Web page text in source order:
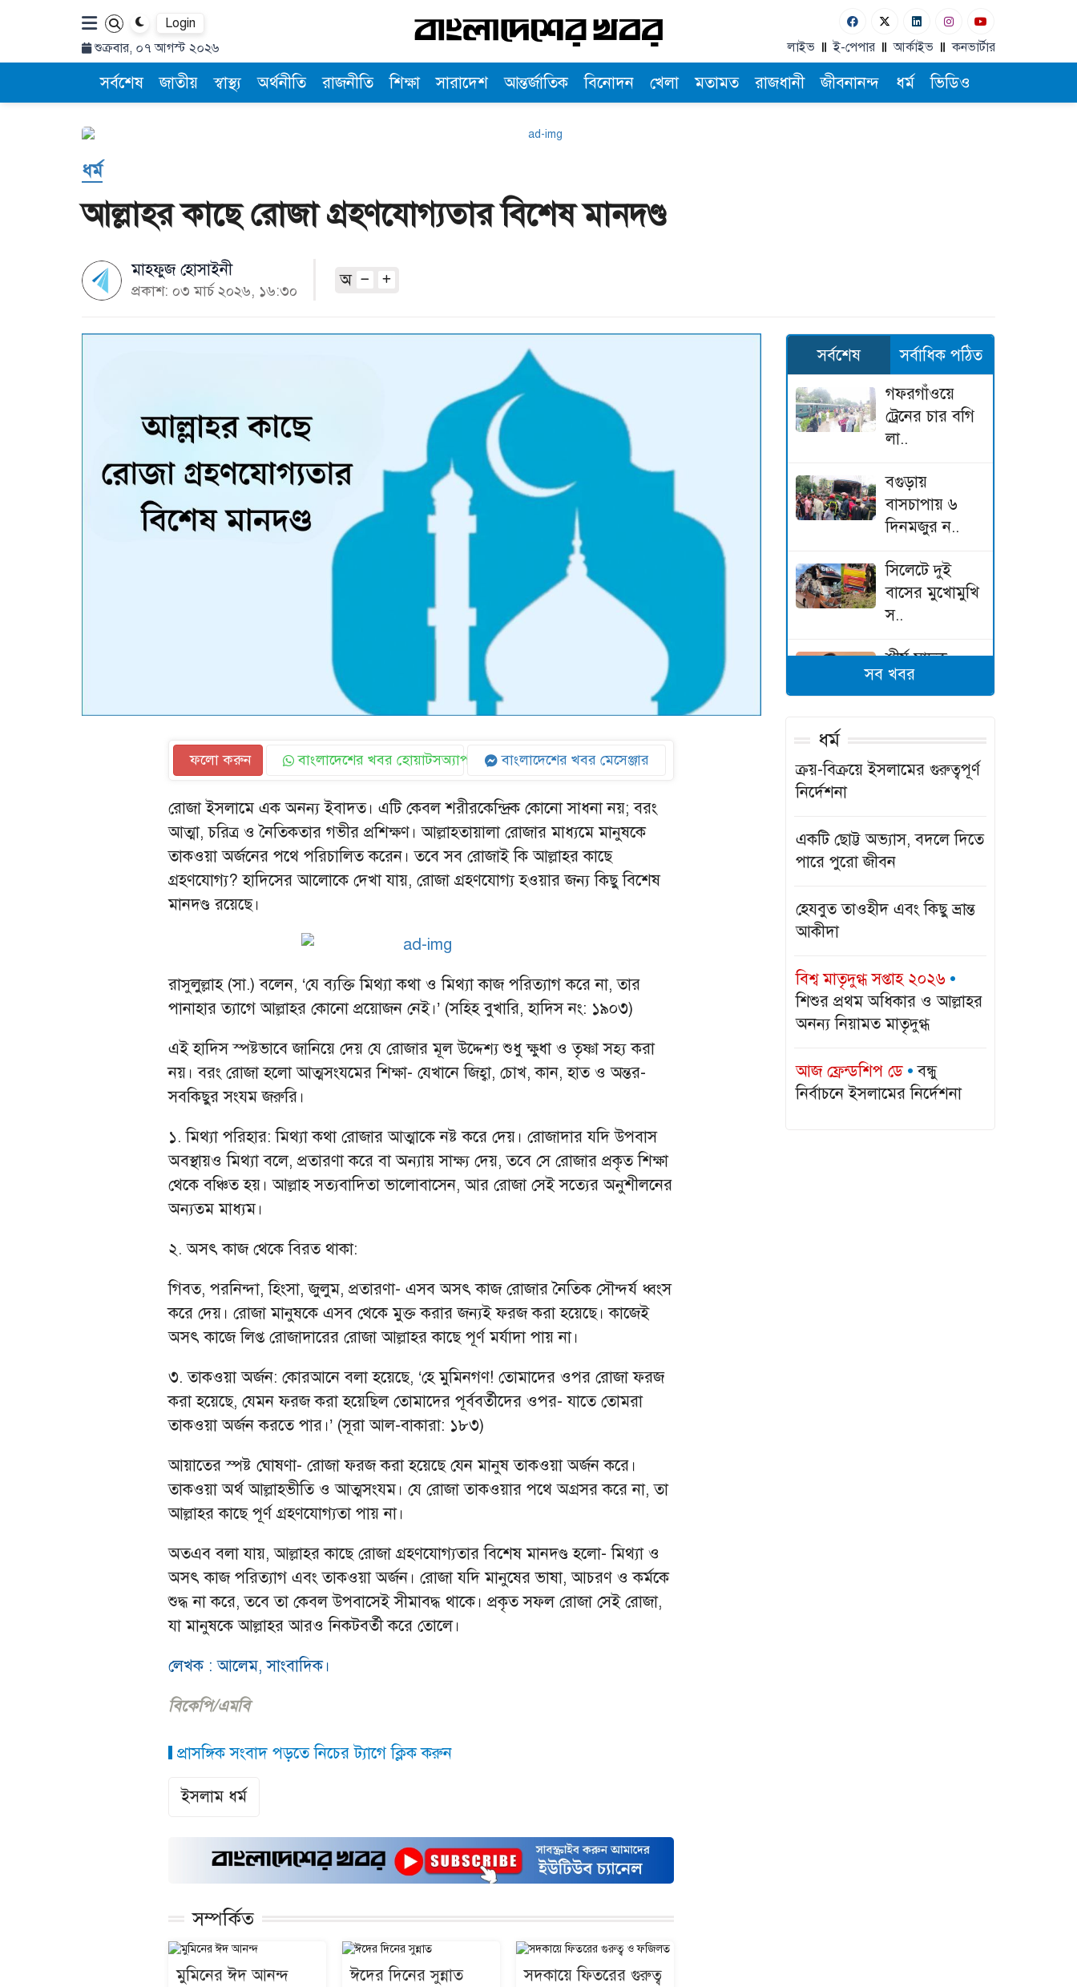
Login
শুক্রবার, ০৭ আগস্ট ২০২৬
লাইভ ই-পেপার আর্কাইভ কনভার্টার
সর্বশেষ জাতীয় স্বাস্থ্য অর্থনীতি রাজনীতি শিক্ষা সারাদেশ আন্তর্জাতিক বিনোদন খেলা মতামত রাজধানী জীবনানন্দ ধর্ম ভিডিও
ধর্ম
আল্লাহর কাছে রোজা গ্রহণযোগ্যতার বিশেষ মানদণ্ড
মাহফুজ হোসাইনী
প্রকাশ: ০৩ মার্চ ২০২৬, ১৬:৩০
অ
ফলো করুন বাংলাদেশের খবর হোয়াটসঅ্যাপ বাংলাদেশের খবর মেসেঞ্জার
রোজা ইসলামে এক অনন্য ইবাদত। এটি কেবল শরীরকেন্দ্রিক কোনো সাধনা নয়; বরং
আত্মা, চরিত্র ও নৈতিকতার গভীর প্রশিক্ষণ। আল্লাহতায়ালা রোজার মাধ্যমে মানুষকে
তাকওয়া অর্জনের পথে পরিচালিত করেন। তবে সব রোজাই কি আল্লাহর কাছে
গ্রহণযোগ্য? হাদিসের আলোকে দেখা যায়, রোজা গ্রহণযোগ্য হওয়ার জন্য কিছু বিশেষ
মানদণ্ড রয়েছে।
রাসুলুল্লাহ (সা.) বলেন, ‘যে ব্যক্তি মিথ্যা কথা ও মিথ্যা কাজ পরিত্যাগ করে না, তার
পানাহার ত্যাগে আল্লাহর কোনো প্রয়োজন নেই।’ (সহিহ বুখারি, হাদিস নং: ১৯০৩)
এই হাদিস স্পষ্টভাবে জানিয়ে দেয় যে রোজার মূল উদ্দেশ্য শুধু ক্ষুধা ও তৃষ্ণা সহ্য করা
নয়। বরং রোজা হলো আত্মসংযমের শিক্ষা- যেখানে জিহ্বা, চোখ, কান, হাত ও অন্তর-
সবকিছুর সংযম জরুরি।
১. মিথ্যা পরিহার: মিথ্যা কথা রোজার আত্মাকে নষ্ট করে দেয়। রোজাদার যদি উপবাস
অবস্থায়ও মিথ্যা বলে, প্রতারণা করে বা অন্যায় সাক্ষ্য দেয়, তবে সে রোজার প্রকৃত শিক্ষা
থেকে বঞ্চিত হয়। আল্লাহ সত্যবাদিতা ভালোবাসেন, আর রোজা সেই সত্যের অনুশীলনের
অন্যতম মাধ্যম।
২. অসৎ কাজ থেকে বিরত থাকা:
গিবত, পরনিন্দা, হিংসা, জুলুম, প্রতারণা- এসব অসৎ কাজ রোজার নৈতিক সৌন্দর্য ধ্বংস
করে দেয়। রোজা মানুষকে এসব থেকে মুক্ত করার জন্যই ফরজ করা হয়েছে। কাজেই
অসৎ কাজে লিপ্ত রোজাদারের রোজা আল্লাহর কাছে পূর্ণ মর্যাদা পায় না।
৩. তাকওয়া অর্জন: কোরআনে বলা হয়েছে, ‘হে মুমিনগণ! তোমাদের ওপর রোজা ফরজ
করা হয়েছে, যেমন ফরজ করা হয়েছিল তোমাদের পূর্ববর্তীদের ওপর- যাতে তোমরা
তাকওয়া অর্জন করতে পার।’ (সূরা আল-বাকারা: ১৮৩)
আয়াতের স্পষ্ট ঘোষণা- রোজা ফরজ করা হয়েছে যেন মানুষ তাকওয়া অর্জন করে।
তাকওয়া অর্থ আল্লাহভীতি ও আত্মসংযম। যে রোজা তাকওয়ার পথে অগ্রসর করে না, তা
আল্লাহর কাছে পূর্ণ গ্রহণযোগ্যতা পায় না।
অতএব বলা যায়, আল্লাহর কাছে রোজা গ্রহণযোগ্যতার বিশেষ মানদণ্ড হলো- মিথ্যা ও
অসৎ কাজ পরিত্যাগ এবং তাকওয়া অর্জন। রোজা যদি মানুষের ভাষা, আচরণ ও কর্মকে
শুদ্ধ না করে, তবে তা কেবল উপবাসেই সীমাবদ্ধ থাকে। প্রকৃত সফল রোজা সেই রোজা,
যা মানুষকে আল্লাহর আরও নিকটবর্তী করে তোলে।
লেখক : আলেম, সাংবাদিক।
বিকেপি/এমবি
প্রাসঙ্গিক সংবাদ পড়তে নিচের ট্যাগে ক্লিক করুন
ইসলাম ধর্ম
সম্পর্কিত
মুমিনের ঈদ আনন্দ ঈদের দিনের সুন্নাত
সদকায়ে ফিতরের গুরুত্ব
সর্বশেষ
সর্বাধিক পঠিত
গফরগাঁওয়ে
ট্রেনের চার বগি
লা..
‎বগুড়ায়
বাসচাপায় ৬
দিনমজুর ন..
‎সিলেটে দুই
বাসের মুখোমুখি
স..
‎শীর্ষ মাদক
কারবারিদের
সংবাদ সম্মেলন
পবিপ্রবি’র কৃষি
অনুষদের শিক্..
দারাজের
জামালপুরে
জুলাই অভ্যুত্থান
দ..
রুয়েটে যথাযোগ্য
মর্যাদায় জুল..
সব খবর
ধর্ম
ক্রয়-বিক্রয়ে ইসলামের গুরুত্বপূর্ণ
নির্দেশনা
একটি ছোট্ট অভ্যাস, বদলে দিতে
পারে পুরো জীবন
হেযবুত তাওহীদ এবং কিছু ভ্রান্ত
আকীদা
বিশ্ব মাতৃদুগ্ধ সপ্তাহ ২০২৬
শিশুর প্রথম অধিকার ও আল্লাহর
অনন্য নিয়ামত মাতৃদুগ্ধ
আজ ফ্রেন্ডশিপ ডে বন্ধু
নির্বাচনে ইসলামের নির্দেশনা